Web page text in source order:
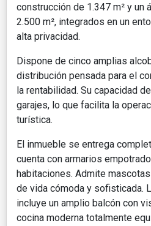
construcción de 1.347 m² y un
2.500 m², integrados en un
alta privacidad.
Dispone de cinco amplias
distribución pensada para el
la rentabilidad. Su capacidad
garajes, lo que facilita la
turística.
El inmueble se entrega
cuenta con armarios
habitaciones. Admite
de vida cómoda y sofisticada.
incluye un amplio balcón con
cocina moderna totalmente